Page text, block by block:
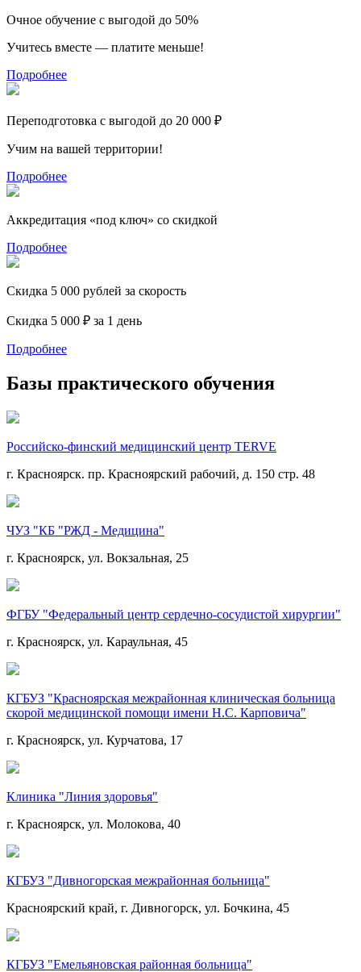
Очное обучение с выгодой до 50%
Учитесь вместе — платите меньше!
Подробнее
Переподготовка с выгодой до 20 000 ₽
Учим на вашей территории!
Подробнее
Аккредитация «под ключ» со скидкой
Подробнее
Скидка 5 000 рублей за скорость
Скидка 5 000 ₽ за 1 день
Подробнее
Базы практического обучения
Российско-финский медицинский центр TERVE
г. Красноярск. пр. Красноярский рабочий, д. 150 стр. 48
ЧУЗ "КБ "РЖД - Медицина"
г. Красноярск, ул. Вокзальная, 25
ФГБУ "Федеральный центр сердечно-сосудистой хирургии"
г. Красноярск, ул. Караульная, 45
КГБУЗ "Красноярская межрайонная клиническая больница
скорой медицинской помощи имени Н.С. Карповича"
г. Красноярск, ул. Курчатова, 17
Клиника "Линия здоровья"
г. Красноярск, ул. Молокова, 40
КГБУЗ "Дивногорская межрайонная больница"
Красноярский край, г. Дивногорск, ул. Бочкина, 45
КГБУЗ "Емельяновская районная больница"